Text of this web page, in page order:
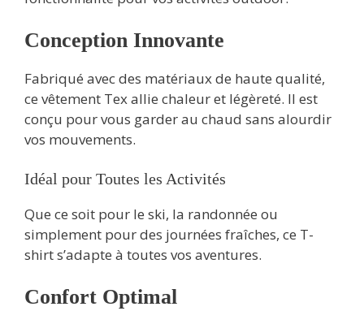
Conception Innovante
Fabriqué avec des matériaux de haute qualité,
ce vêtement Tex allie chaleur et légèreté. Il est
conçu pour vous garder au chaud sans alourdir
vos mouvements.
Idéal pour Toutes les Activités
Que ce soit pour le ski, la randonnée ou
simplement pour des journées fraîches, ce T-
shirt s’adapte à toutes vos aventures.
Confort Optimal